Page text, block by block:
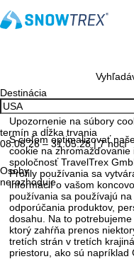
Upozornenie na súbory
S cieľom optimalizovať
cookie na
spoločnosť TravelTrex
Profily používania sa
informácií o vašom
používania sa používajú
odporúčania produktov,
dosahu. Na to
ktorý zahŕňa prenos
tretích strán v tretích
priestoru, ako sú napríklad
Destinácia
termín a dĺžka trvania
08.08.26 – 31.05.28 | 7 nocí
Osoby
nerozhoduje